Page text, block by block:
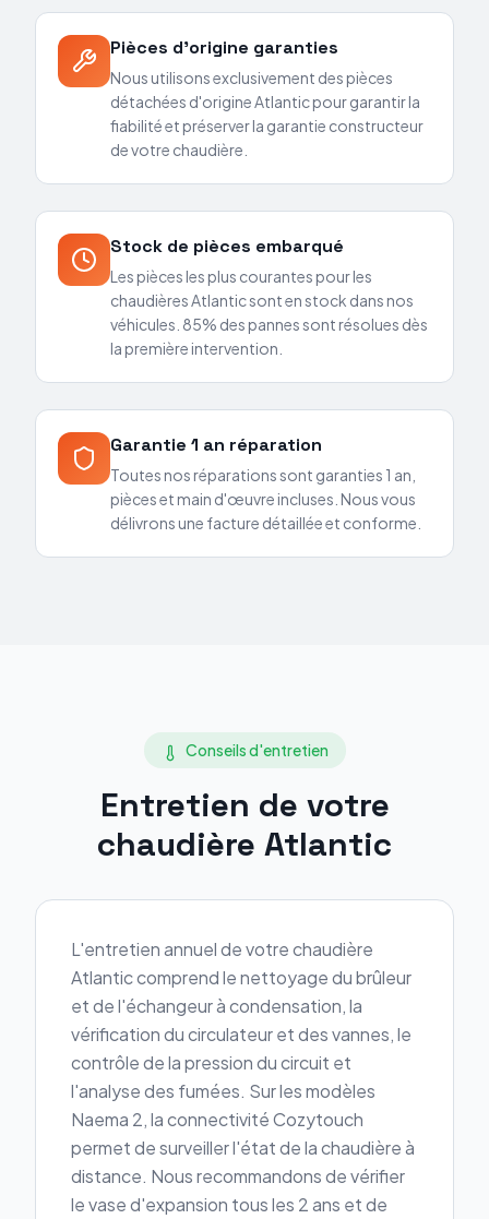
Pièces d'origine garanties
Nous utilisons exclusivement des pièces
détachées d'origine Atlantic pour garantir la
fiabilité et préserver la garantie constructeur
de votre chaudière.
Stock de pièces embarqué
Les pièces les plus courantes pour les
chaudières Atlantic sont en stock dans nos
véhicules. 85% des pannes sont résolues dès
la première intervention.
Garantie 1 an réparation
Toutes nos réparations sont garanties 1 an,
pièces et main d'œuvre incluses. Nous vous
délivrons une facture détaillée et conforme.
Conseils d'entretien
Entretien de votre
chaudière Atlantic
L'entretien annuel de votre chaudière
Atlantic comprend le nettoyage du brûleur
et de l'échangeur à condensation, la
vérification du circulateur et des vannes, le
contrôle de la pression du circuit et
l'analyse des fumées. Sur les modèles
Naema 2, la connectivité Cozytouch
permet de surveiller l'état de la chaudière à
distance. Nous recommandons de vérifier
le vase d'expansion tous les 2 ans et de